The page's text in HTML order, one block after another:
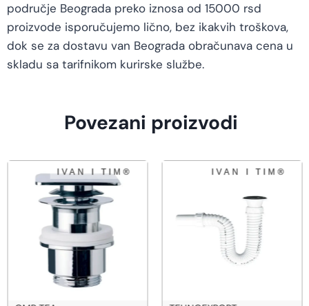
područje Beograda preko iznosa od 15000 rsd
proizvode isporučujemo lično, bez ikakvih troškova,
dok se za dostavu van Beograda obračunava cena u
skladu sa tarifnikom kurirske službe.
Povezani proizvodi